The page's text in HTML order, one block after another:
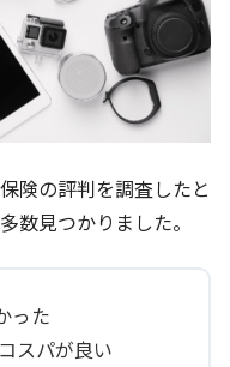
険の評判を調査したと
数見つかりました。
った
スパが良い